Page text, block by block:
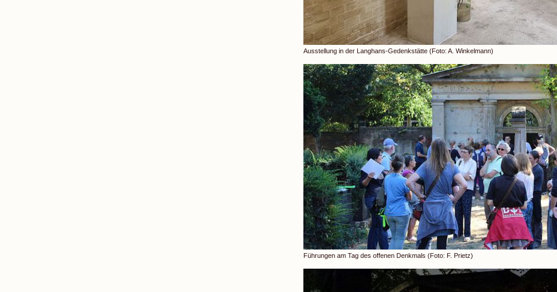
Ausstellung in der Langhans-Gedenkstätte (Foto: A. Winkelmann)
Führungen am Tag des offenen Denkmals (Foto: F. Prietz)